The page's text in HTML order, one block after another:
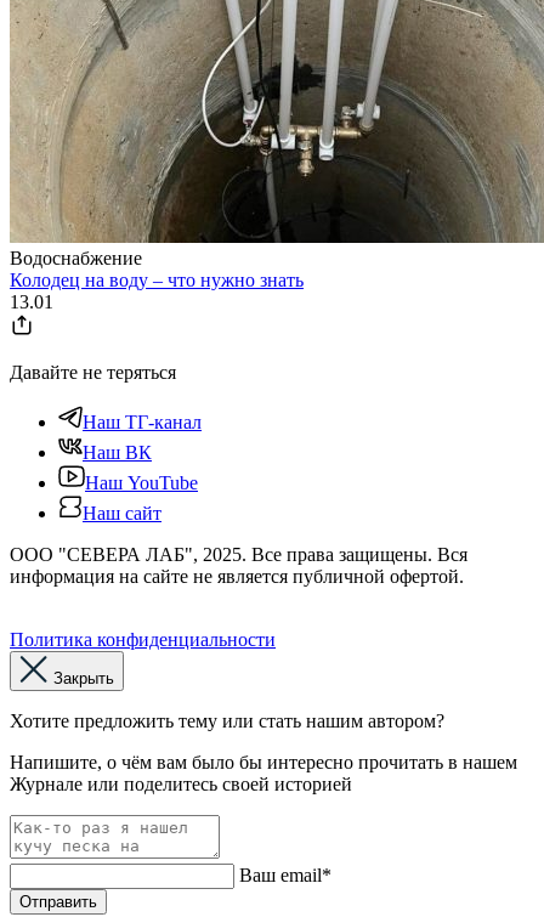
Водоснабжение
Колодец на воду – что нужно знать
13.01
Давайте не теряться
Наш ТГ-канал
Наш ВК
Наш YouTube
Наш сайт
ООО "СЕВЕРА ЛАБ", 2025. Все права защищены. Вся
информация на сайте не является публичной офертой.
Политика конфиденциальности
Закрыть
Хотите предложить тему или стать нашим автором?
Напишите, о чём вам было бы интересно прочитать в нашем
Журнале или поделитесь своей историей
Ваш email*
Отправить